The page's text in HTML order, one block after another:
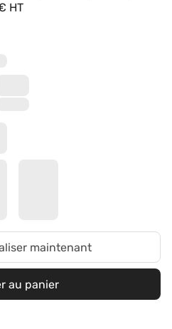
HT
maintenant
au panier